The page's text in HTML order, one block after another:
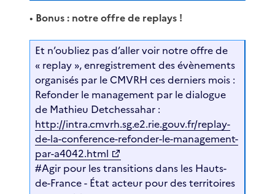
• Bonus : notre offre de replays !
Et n’oubliez pas d’aller voir notre offre de
« replay », enregistrement des évènements
organisés par le CMVRH ces derniers mois :
Refonder le management par le dialogue
de Mathieu Detchessahar :
http://intra.cmvrh.sg.e2.rie.gouv.fr/replay-
de-la-conference-refonder-le-management-
par-a4042.html
#Agir pour les transitions dans les Hauts-
de-France - État acteur pour des territoires